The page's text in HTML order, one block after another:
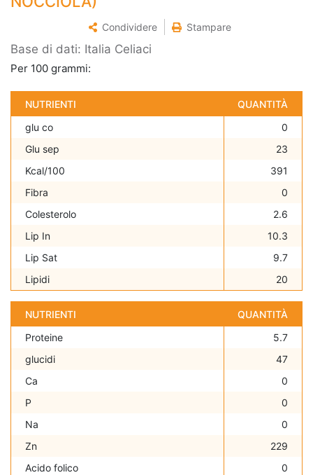
Condividere Stampare
Base di dati: Italia Celiaci
Per 100 grammi:
NUTRIENTI
QUANTITÀ
glu co
0
Glu sep
23
Kcal/100
391
Fibra
0
Colesterolo
2.6
Lip In
10.3
Lip Sat
9.7
Lipidi
20
NUTRIENTI
QUANTITÀ
Proteine
5.7
glucidi
47
Ca
0
P
0
Na
0
Zn
229
Acido folico
0